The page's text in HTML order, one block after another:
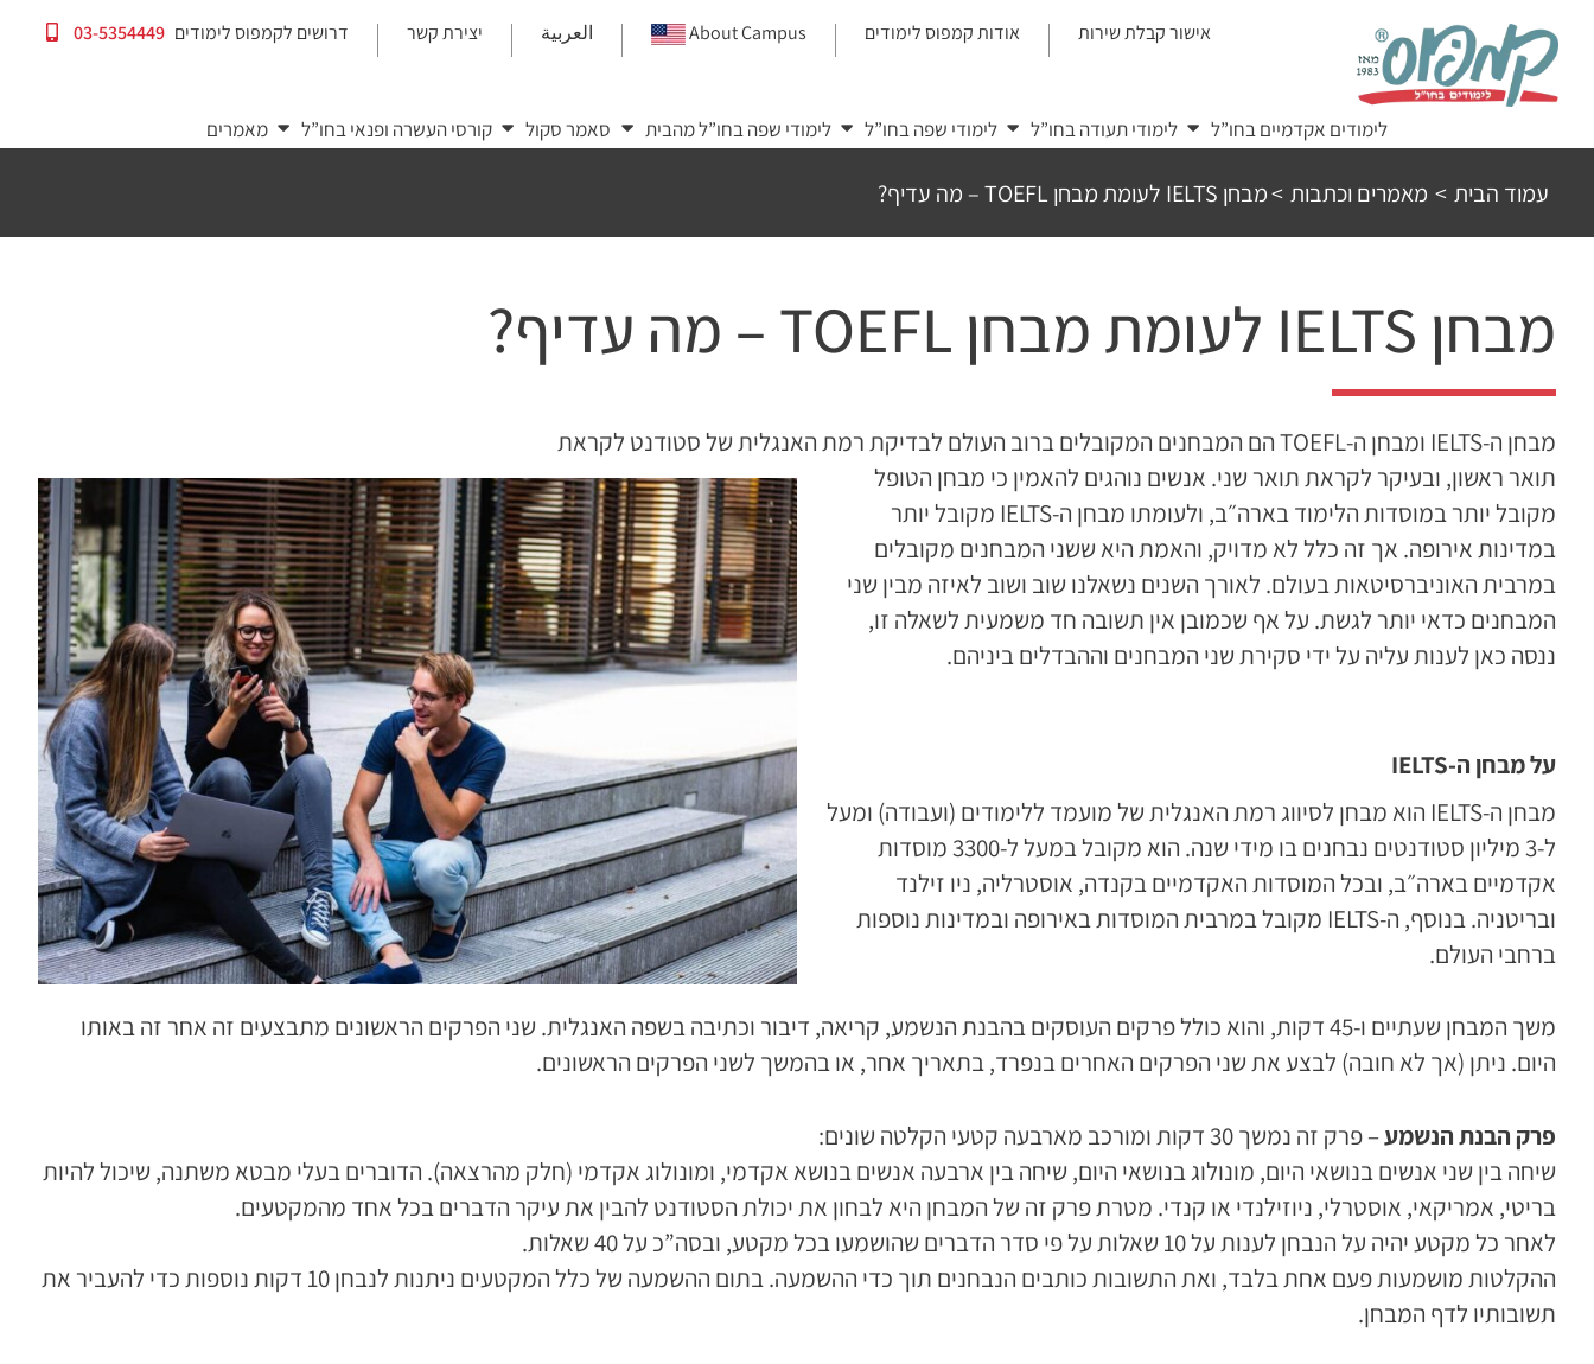
content
03-5354449 דרושים לקמפוס לימודים יצירת קשר العربية About Campus אודות קמפוס לימודים אישור קבלת שירות
לימודים אקדמיים בחו”ל לימודי תעודה בחו”ל לימודי שפה בחו”ל לימודי שפה בחו”ל מהבית סאמר סקול קורסי העשרה ופנאי בחו”ל מאמרים
עמוד הבית > מאמרים וכתבות >מבחן IELTS לעומת מבחן TOEFL – מה עדיף?
מבחן IELTS לעומת מבחן TOEFL – מה עדיף?
מבחן ה-IELTS ומבחן ה-TOEFL הם המבחנים המקובלים ברוב העולם לבדיקת רמת האנגלית של סטודנט לקראת
תואר ראשון, ובעיקר לקראת תואר שני. אנשים נוהגים להאמין כי מבחן הטופל
מקובל יותר במוסדות הלימוד בארה״ב, ולעומתו מבחן ה-IELTS מקובל יותר
במדינות אירופה. אך זה כלל לא מדויק, והאמת היא ששני המבחנים מקובלים
במרבית האוניברסיטאות בעולם. לאורך השנים נשאלנו שוב ושוב לאיזה מבין שני
המבחנים כדאי יותר לגשת. על אף שכמובן אין תשובה חד משמעית לשאלה זו,
ננסה כאן לענות עליה על ידי סקירת שני המבחנים וההבדלים ביניהם.
על מבחן ה-IELTS
מבחן ה-IELTS הוא מבחן לסיווג רמת האנגלית של מועמד ללימודים (ועבודה) ומעל
ל-3 מיליון סטודנטים נבחנים בו מידי שנה. הוא מקובל במעל ל-3300 מוסדות
אקדמיים בארה״ב, ובכל המוסדות האקדמיים בקנדה, אוסטרליה, ניו זילנד
ובריטניה. בנוסף, ה-IELTS מקובל במרבית המוסדות באירופה ובמדינות נוספות
ברחבי העולם.
משך המבחן שעתיים ו-45 דקות, והוא כולל פרקים העוסקים בהבנת הנשמע, קריאה, דיבור וכתיבה בשפה האנגלית. שני הפרקים הראשונים מתבצעים זה אחר זה באותו
היום. ניתן (אך לא חובה) לבצע את שני הפרקים האחרים בנפרד, בתאריך אחר, או בהמשך לשני הפרקים הראשונים.
פרק הבנת הנשמע– פרק זה נמשך 30 דקות ומורכב מארבעה קטעי הקלטה שונים:
שיחה בין שני אנשים בנושאי היום, מונולוג בנושאי היום, שיחה בין ארבעה אנשים בנושא אקדמי, ומונולוג אקדמי (חלק מהרצאה). הדוברים בעלי מבטא משתנה, שיכול להיות
בריטי, אמריקאי, אוסטרלי, ניוזילנדי או קנדי. מטרת פרק זה של המבחן היא לבחון את יכולת הסטודנט להבין את עיקר הדברים בכל אחד מהמקטעים.
לאחר כל מקטע יהיה על הנבחן לענות על 10 שאלות על פי סדר הדברים שהושמעו בכל מקטע, ובסה”כ על 40 שאלות.
ההקלטות מושמעות פעם אחת בלבד, ואת התשובות כותבים הנבחנים תוך כדי ההשמעה. בתום ההשמעה של כלל המקטעים ניתנות לנבחן 10 דקות נוספות כדי להעביר את
תשובותיו לדף המבחן.